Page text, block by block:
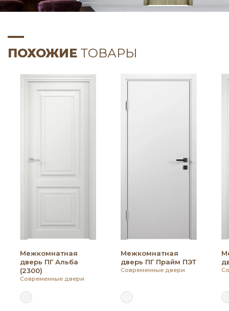
ПОХОЖИЕ ТОВАРЫ
Межкомнатная
дверь ПГ Альба
(2300)
Современные двери
Межкомнатная
дверь ПГ Прайм ПЭТ
Современные двери